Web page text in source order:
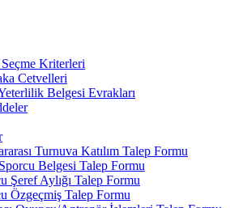
Kriterleri
Cetvelleri
Belgesi Evrakları
Turnuva Katılım Talep Formu
Belgesi Talep Formu
Şeref Aylığı Talep Formu
Özgeçmiş Talep Formu